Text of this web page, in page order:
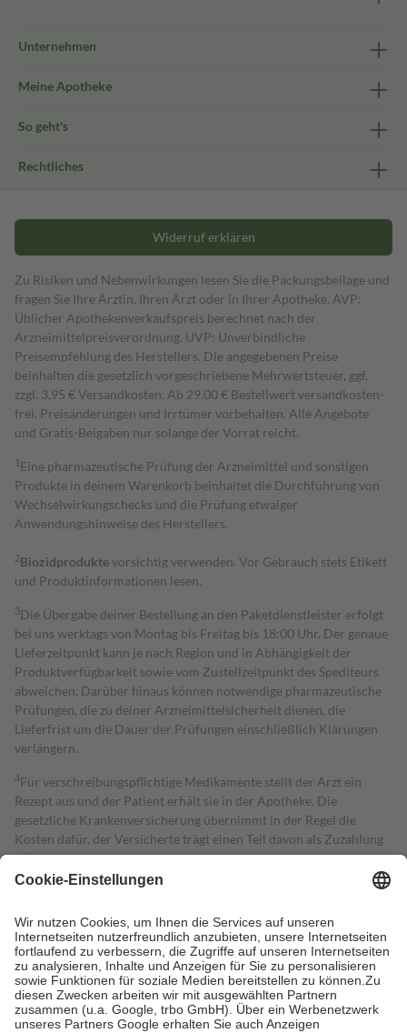
Unternehmen
Meine Apotheke
So geht's
Rechtliches
Widerruf erklären
Zu Risiken und Nebenwirkungen lesen Sie die Packungsbeilage und
fragen Sie Ihre Ärztin, Ihren Arzt oder in Ihrer Apotheke. AVP:
Üblicher Apothekenverkaufspreis berechnet nach der
Arzneimittelpreisverordnung. UVP: Unverbindliche
Preisempfehlung des Herstellers. Die angegebenen Preise
beinhalten die gesetzlich vorgeschriebene Mehrwertsteuer, ggf.
zzgl. 3,95 € Versandkosten. Ab 29,00 € Bestell­wert versand­kosten­
frei. Preisänderungen und Irrtümer vorbehalten. Alle Angebote
und Gratis-Beigaben nur solange der Vorrat reicht.
1 Eine pharmazeutische Prüfung der Arzneimittel und sonstigen
Produkte in deinem Warenkorb beinhaltet die Durchführung von
Wechselwirkungschecks und die Prüfung etwaiger
Anwendungshinweise des Herstellers.
2Biozidproduktevorsichtig verwenden. Vor Gebrauch stets Etikett
und Produktinformationen lesen.
3Die Übergabe deiner Bestellung an den Paketdienstleister erfolgt
bei uns werktags von Montag bis Freitag bis 18:00 Uhr. Der genaue
Lieferzeitpunkt kann je nach Region und in Abhängigkeit der
Produktverfügbarkeit sowie vom Zustellzeitpunkt des Spediteurs
abweichen. Darüber hinaus können notwendige pharmazeutische
Prüfungen, die zu deiner Arzneimittelsicherheit dienen, die
Lieferfrist um die Dauer der Prüfungen einschließlich Klärungen
verlängern.
4Für verschreibungspflichtige Medikamente stellt der Arzt ein
Rezept aus und der Patient erhält sie in der Apotheke. Die
gesetzliche Krankenversicherung übernimmt in der Regel die
Kosten dafür, der Versicherte trägt einen Teil davon als Zuzahlung
mit.
Grundsätzlich leisten Mitglieder Zuzahlungen in Höhe von zehn
höchstens zehn Euro.
Es sind jedoch nie mehr als die tatsächlichen
Kosten der Leistung zu entrichten.
Diese Regeln gelten grundsätzlich auch für Online-Apotheken.
Bei Heilmitteln und häuslicher Krankenpflege beträgt die
Zuzahlung zehn Prozent der Kosten sowie zehn Euro je
Verordnung.
Um das Engagement der Versicherten für ihre eigene Gesundheit zu